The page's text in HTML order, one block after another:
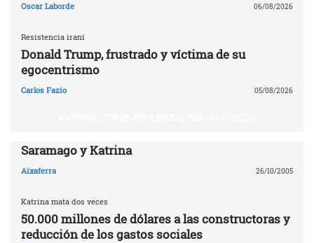
Oscar Laborde 06/08/2026
Resistencia iraní
Donald Trump, frustrado y víctima de su
egocentrismo
Carlos Fazio 05/08/2026
Saramago y Katrina
Aixaferra 26/10/2005
Katrina mata dos veces
50.000 millones de dólares a las constructoras y
reducción de los gastos sociales